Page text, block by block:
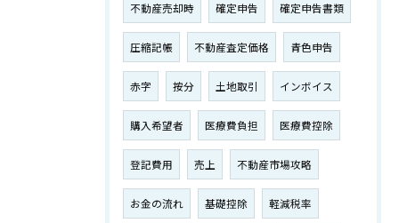
不動産売却時 確定申告 確定申告書類
圧縮記帳 不動産査定価格 青色申告
赤字 按分 土地取引 インボイス
購入希望者 医療費負担 医療費控除
登記費用 売上 不動産市場攻略
お金の流れ 基礎控除 軽減税率